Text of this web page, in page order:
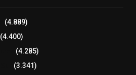
(4.889)
(4.400)
(4.285)
(3.341)